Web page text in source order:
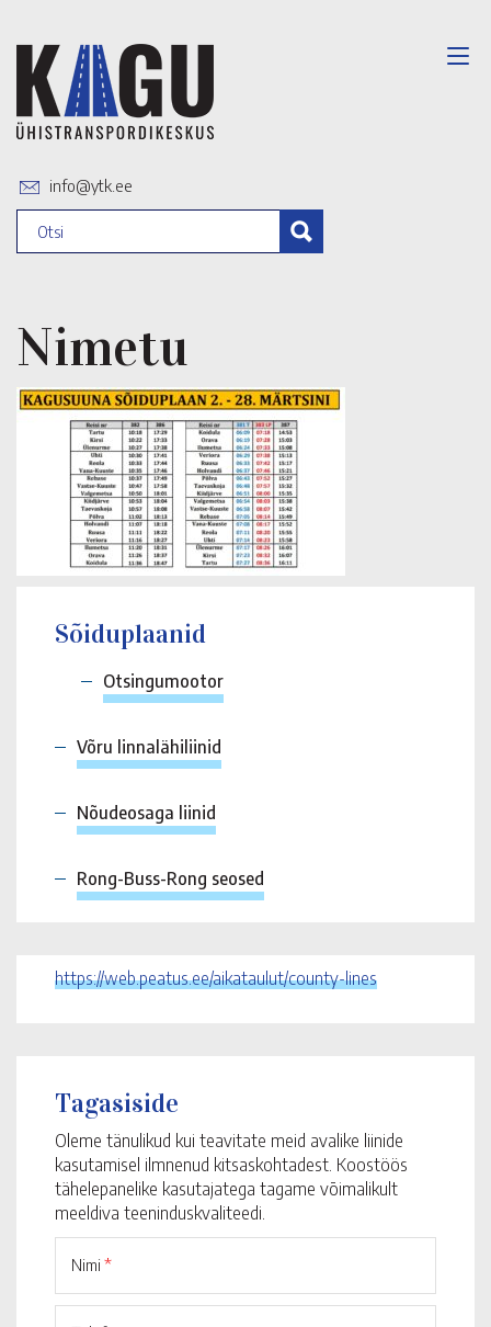
info@ytk.ee
Nimetu
Sõiduplaanid
Otsingumootor
Võru linnalähiliinid
Nõudeosaga liinid
Rong-Buss-Rong seosed
https://web.peatus.ee/aikataulut/county-lines
Tagasiside
Oleme tänulikud kui teavitate meid avalike liinide
kasutamisel ilmnenud kitsaskohtadest. Koostöös
tähelepanelike kasutajatega tagame võimalikult
meeldiva teeninduskvaliteedi.
Nimi *